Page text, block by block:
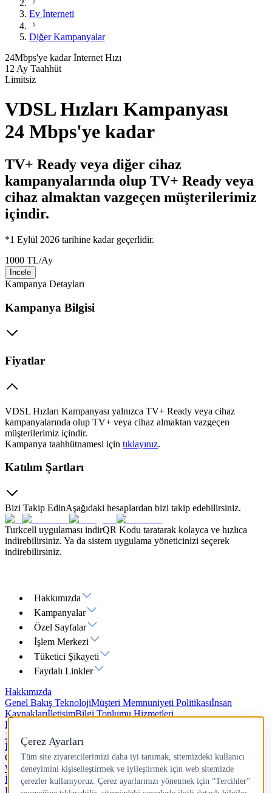
Ev İnterneti
Diğer Kampanyalar
24Mbps'ye kadar İnternet Hızı
12 Ay Taahhüt
Limitsiz
VDSL Hızları Kampanyası
24 Mbps'ye kadar
TV+ Ready veya diğer cihaz
kampanyalarında olup TV+ Ready veya
cihaz almaktan vazgeçen müşterilerimiz
içindir.
*1 Eylül 2026 tarihine kadar geçerlidir.
1000 TL/Ay
İncele
Kampanya Detayları
Kampanya Bilgisi
Fiyatlar
​VDSL Hızları Kampanyası yalnızca TV+ Ready veya cihaz
kampanyalarında olup TV+ veya cihaz almaktan vazgeçen
müşterilerimiz içindir.
Kampanya taahhütnamesi için tıklayınız​.
Katılım Şartları
Bizi Takip EdinAşağıdaki hesaplardan bizi takip edebilirsiniz.
Turkcell uygulaması indirQR Kodu taratarak kolayca ve hızlıca
indirebilirsiniz. Ya da sistem uygulama yöneticinizi seçerek
indirebilirsiniz.
Hakkımızda
Kampanyalar
Özel Sayfalar
İşlem Merkezi
Tüketici Şikayeti
Faydalı Linkler
Hakkımızda
Genel Bakış TeknolojiMüşteri Memnuniyeti Politikasıİnsan
KaynaklarıİletişimBilgi Toplumu Hizmetleri
Kampanyalar
100 Mbps İnternet
İnternet
Özel Sayfalar
Wi-Fi 7Yazlık İnternetHız Testi IP Adresi SorgulamaPing Testi
İşlem Merkezi
Fatura İşlemleriAbonelik İşlemleriÜrün ve ServislerimPaket